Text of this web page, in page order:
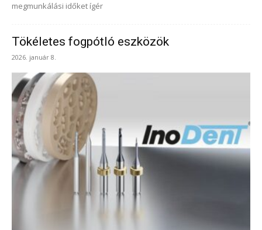
megmunkálási időket ígér
Tökéletes fogpótló eszközök
2026. január 8.